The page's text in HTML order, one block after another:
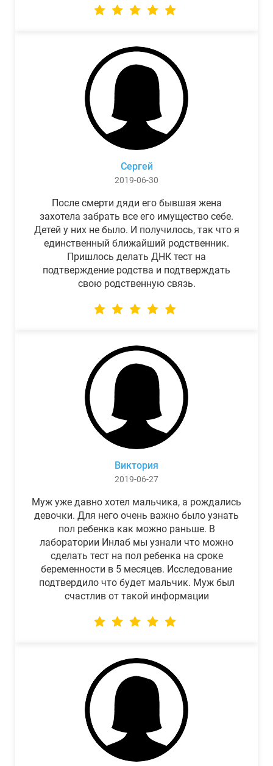
Сергей
2019-06-30
После смерти дяди его бывшая жена
захотела забрать все его имущество себе.
Детей у них не было. И получилось, так что я
единственный ближайший родственник.
Пришлось делать ДНК тест на
подтверждение родства и подтверждать
свою родственную связь.
Виктория
2019-06-27
Муж уже давно хотел мальчика, а рождались
девочки. Для него очень важно было узнать
пол ребенка как можно раньше. В
лаборатории Инлаб мы узнали что можно
сделать тест на пол ребенка на сроке
беременности в 5 месяцев. Исследование
подтвердило что будет мальчик. Муж был
счастлив от такой информации